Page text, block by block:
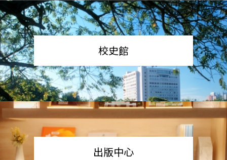
校史館
出版中心